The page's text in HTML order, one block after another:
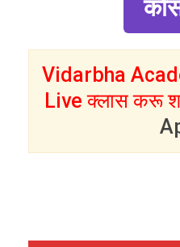
Vidarbha
Live क्लास करू